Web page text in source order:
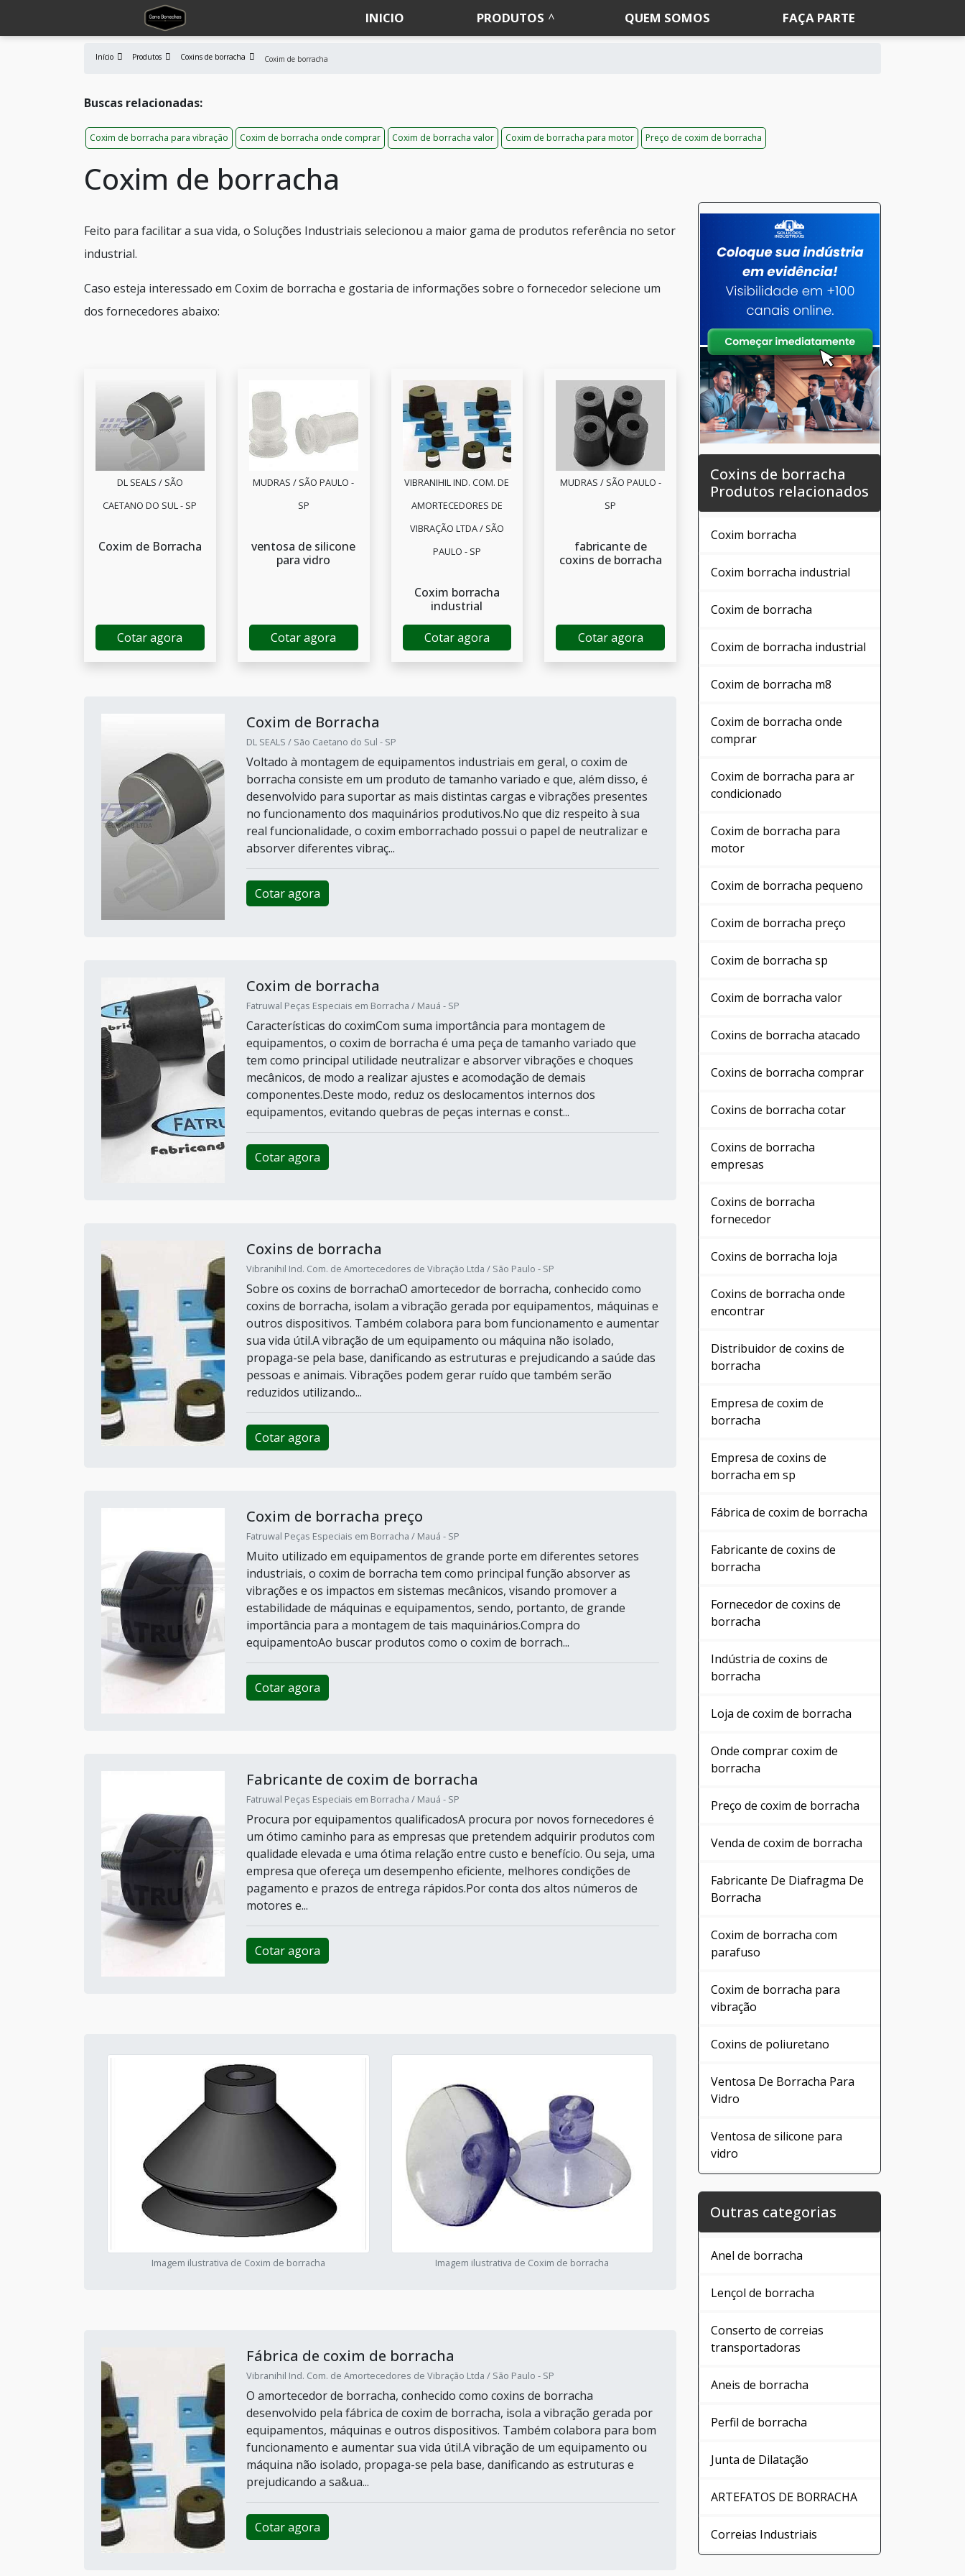
INICIO PRODUTOS QUEM SOMOS FAÇA PARTE
Início Produtos Coxins de borracha Coxim de borracha
Buscas relacionadas:
Coxim de borracha para vibração Coxim de borracha onde comprar Coxim de borracha valor Coxim de borracha para motor Preço de coxim de borracha
Coxim de borracha
Feito para facilitar a sua vida, o Soluções Industriais selecionou a maior gama de produtos referência no setor
industrial.
Caso esteja interessado em Coxim de borracha e gostaria de informações sobre o fornecedor selecione um
dos fornecedores abaixo:
DL SEALS / SÃO
CAETANO DO SUL - SP
Coxim de Borracha
Cotar agora
MUDRAS / SÃO PAULO -
SP
ventosa de silicone
para vidro
Cotar agora
VIBRANIHIL IND. COM. DE
AMORTECEDORES DE
VIBRAÇÃO LTDA / SÃO
PAULO - SP
Coxim borracha
industrial
Cotar agora
MUDRAS / SÃO PAULO -
SP
fabricante de
coxins de borracha
Cotar agora
Coxim de Borracha
DL SEALS / São Caetano do Sul - SP
Voltado à montagem de equipamentos industriais em geral, o coxim de
borracha consiste em um produto de tamanho variado e que, além disso, é
desenvolvido para suportar as mais distintas cargas e vibrações presentes
no funcionamento dos maquinários produtivos.No que diz respeito à sua
real funcionalidade, o coxim emborrachado possui o papel de neutralizar e
absorver diferentes vibraç...
Cotar agora
Coxim de borracha
Fatruwal Peças Especiais em Borracha / Mauá - SP
Características do coximCom suma importância para montagem de
equipamentos, o coxim de borracha é uma peça de tamanho variado que
tem como principal utilidade neutralizar e absorver vibrações e choques
mecânicos, de modo a realizar ajustes e acomodação de demais
componentes.Deste modo, reduz os deslocamentos internos dos
equipamentos, evitando quebras de peças internas e const...
Cotar agora
Coxins de borracha
Vibranihil Ind. Com. de Amortecedores de Vibração Ltda / São Paulo - SP
Sobre os coxins de borrachaO amortecedor de borracha, conhecido como
coxins de borracha, isolam a vibração gerada por equipamentos, máquinas e
outros dispositivos. Também colabora para bom funcionamento e aumentar
sua vida útil.A vibração de um equipamento ou máquina não isolado,
propaga-se pela base, danificando as estruturas e prejudicando a saúde das
pessoas e animais. Vibrações podem gerar ruído que também serão
reduzidos utilizando...
Cotar agora
Coxim de borracha preço
Fatruwal Peças Especiais em Borracha / Mauá - SP
Muito utilizado em equipamentos de grande porte em diferentes setores
industriais, o coxim de borracha tem como principal função absorver as
vibrações e os impactos em sistemas mecânicos, visando promover a
estabilidade de máquinas e equipamentos, sendo, portanto, de grande
importância para a montagem de tais maquinários.Compra do
equipamentoAo buscar produtos como o coxim de borrach...
Cotar agora
Fabricante de coxim de borracha
Fatruwal Peças Especiais em Borracha / Mauá - SP
Procura por equipamentos qualificadosA procura por novos fornecedores é
um ótimo caminho para as empresas que pretendem adquirir produtos com
qualidade elevada e uma ótima relação entre custo e benefício. Ou seja, uma
empresa que ofereça um desempenho eficiente, melhores condições de
pagamento e prazos de entrega rápidos.Por conta dos altos números de
motores e...
Cotar agora
Imagem ilustrativa de Coxim de borracha Imagem ilustrativa de Coxim de borracha
Fábrica de coxim de borracha
Vibranihil Ind. Com. de Amortecedores de Vibração Ltda / São Paulo - SP
O amortecedor de borracha, conhecido como coxins de borracha
desenvolvido pela fábrica de coxim de borracha, isola a vibração gerada por
equipamentos, máquinas e outros dispositivos. Também colabora para bom
funcionamento e aumentar sua vida útil.A vibração de um equipamento ou
máquina não isolado, propaga-se pela base, danificando as estruturas e
prejudicando a sa&ua...
Cotar agora
Coxins de borracha
Produtos relacionados
Coxim borracha
Coxim borracha industrial
Coxim de borracha
Coxim de borracha industrial
Coxim de borracha m8
Coxim de borracha onde
comprar
Coxim de borracha para ar
condicionado
Coxim de borracha para
motor
Coxim de borracha pequeno
Coxim de borracha preço
Coxim de borracha sp
Coxim de borracha valor
Coxins de borracha atacado
Coxins de borracha comprar
Coxins de borracha cotar
Coxins de borracha
empresas
Coxins de borracha
fornecedor
Coxins de borracha loja
Coxins de borracha onde
encontrar
Distribuidor de coxins de
borracha
Empresa de coxim de
borracha
Empresa de coxins de
borracha em sp
Fábrica de coxim de borracha
Fabricante de coxins de
borracha
Fornecedor de coxins de
borracha
Indústria de coxins de
borracha
Loja de coxim de borracha
Onde comprar coxim de
borracha
Preço de coxim de borracha
Venda de coxim de borracha
Fabricante De Diafragma De
Borracha
Coxim de borracha com
parafuso
Coxim de borracha para
vibração
Coxins de poliuretano
Ventosa De Borracha Para
Vidro
Ventosa de silicone para
vidro
Outras categorias
Anel de borracha
Lençol de borracha
Conserto de correias
transportadoras
Aneis de borracha
Perfil de borracha
Junta de Dilatação
ARTEFATOS DE BORRACHA
Correias Industriais